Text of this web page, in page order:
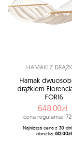
HAMAKI Z
Hamak
drążkiem
FOR16
648.00zł
cena regularna:
Najniższa cena z 30
obniżką: 612.00zł